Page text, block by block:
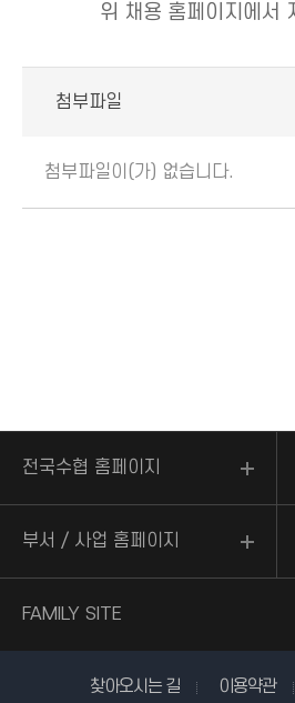
위 채용 홈페이지에서
첨부파일
첨부파일이(가) 없습니다.
전국수협 홈페이지
부서 / 사업 홈페이지
FAMILY SITE
찾아오시는 길 이용약관